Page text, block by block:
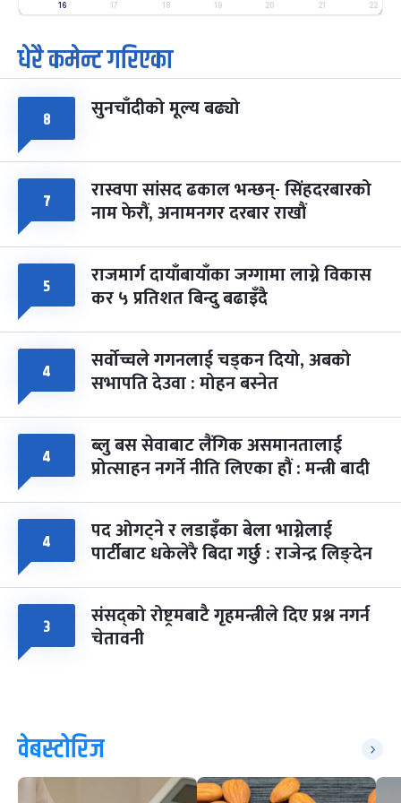
मंगल फाल्गुन २५, २०८३ Mar 9, 2027
७
आइत
पूर्णिमा व्रत
चैत्र ७, २०८३-Mar 21, 2027
८
सोम
फागुपूर्णिमा
16 17 18 19 20 21 22
धेरै कमेन्ट गरिएका
८ सुनचाँदीको मूल्य बढ्यो
७ रास्वपा सांसद ढकाल भन्छन्- सिंहदरबारको
नाम फेरौं, अनामनगर दरबार राखौं
५ राजमार्ग दायाँबायाँका जग्गामा लाग्ने विकास
कर ५ प्रतिशत बिन्दु बढाइँदै
४ सर्वोच्चले गगनलाई चड्कन दियो, अबको
सभापति देउवा : मोहन बस्नेत
४ ब्लु बस सेवाबाट लैंगिक असमानतालाई
प्रोत्साहन नगर्ने नीति लिएका हौं : मन्त्री बादी
४ पद ओगट्ने र लडाइँका बेला भाग्नेलाई
पार्टीबाट धकेलेरै बिदा गर्छु : राजेन्द्र लिङ्देन
३ संसद्को रोष्ट्रमबाटै गृहमन्त्रीले दिए प्रश्न नगर्न
चेतावनी
वेबस्टोरिज